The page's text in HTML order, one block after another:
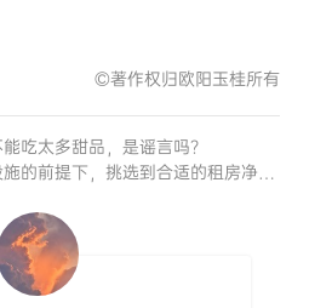
©著作权归欧阳玉桂所有
吃太多甜品，是谣言吗？
前提下，挑选到合适的租房净水器